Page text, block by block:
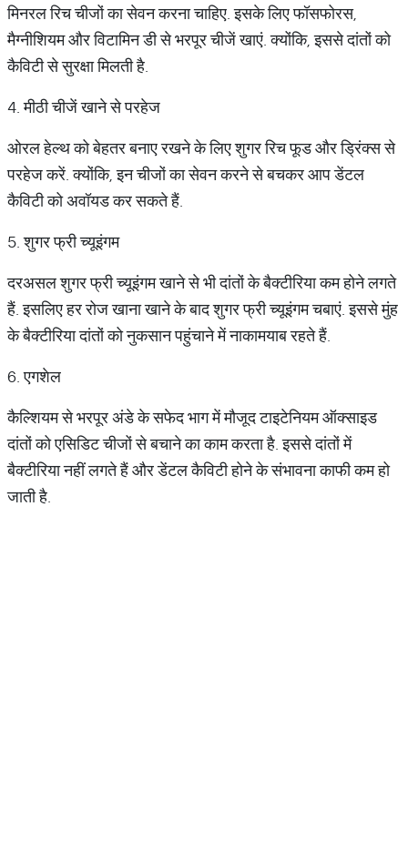
मिनरल रिच चीजों का सेवन करना चाहिए. इसके लिए फॉसफोरस,
मैग्नीशियम और विटामिन डी से भरपूर चीजें खाएं. क्योंकि, इससे दांतों को
कैविटी से सुरक्षा मिलती है.
4. मीठी चीजें खाने से परहेज
ओरल हेल्थ को बेहतर बनाए रखने के लिए शुगर रिच फूड और ड्रिंक्स से
परहेज करें. क्योंकि, इन चीजों का सेवन करने से बचकर आप डेंटल
कैविटी को अवॉयड कर सकते हैं.
5. शुगर फ्री च्यूइंगम
दरअसल शुगर फ्री च्यूइंगम खाने से भी दांतों के बैक्टीरिया कम होने लगते
हैं. इसलिए हर रोज खाना खाने के बाद शुगर फ्री च्यूइंगम चबाएं. इससे मुंह
के बैक्टीरिया दांतों को नुकसान पहुंचाने में नाकामयाब रहते हैं.
6. एगशेल
कैल्शियम से भरपूर अंडे के सफेद भाग में मौजूद टाइटेनियम ऑक्साइड
दांतों को एसिडिट चीजों से बचाने का काम करता है. इससे दांतों में
बैक्टीरिया नहीं लगते हैं और डेंटल कैविटी होने के संभावना काफी कम हो
जाती है.